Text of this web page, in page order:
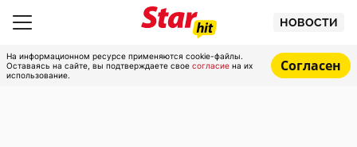
НОВОСТИ
На информационном ресурсе применяются cookie-файлы.
Оставаясь на сайте, вы подтверждаете свое согласие на их
использование.
Согласен